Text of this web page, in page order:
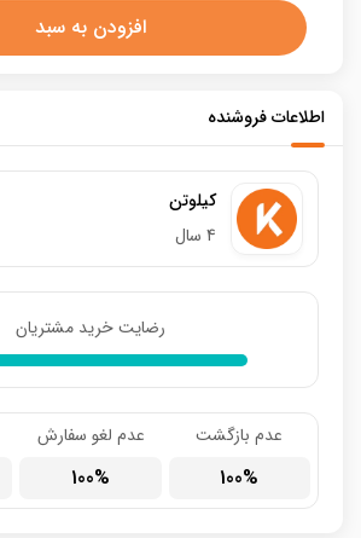
افزودن به سبد
اطلاعات فروشنده
کیلوتن
4 سال
رضایت خرید مشتریان
عدم بازگشت
100
عدم لغو سفارش
100